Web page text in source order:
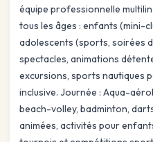
équipe professionnelle
tous les âges : enfants (mini-
adolescents (sports, soirées
spectacles, animations
excursions, sports nautiques
inclusive. Journée : Aqua-
beach-volley, badminton,
animées, activités pour